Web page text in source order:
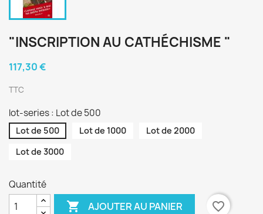
"INSCRIPTION AU CATHÉCHISME "
117,30 €
TTC
lot-series : Lot de 500
Lot de 500 Lot de 1000
Lot de 2000
Lot de 3000
Quantité
 AJOUTER AU PANIER
favorite_border